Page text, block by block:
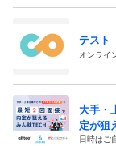
テスト
オンライ
大手・
定が狙
日時はご